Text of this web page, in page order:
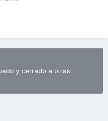
y cerrado a otras